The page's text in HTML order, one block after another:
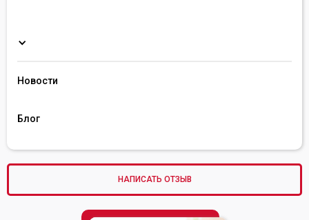
Новости
Блог
НАПИСАТЬ ОТЗЫВ